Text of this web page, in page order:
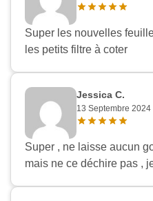
Super les nouvelles
les petits filtre à coter
Jessica C.
13 Septembre 2024
Super , ne laisse aucun
mais ne ce déchire pas ,